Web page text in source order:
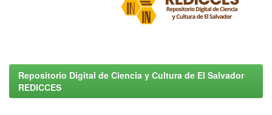
Repositorio Digital de Ciencia y Cultura de El Salvador
REDICCES